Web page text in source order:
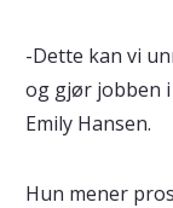
-Dette kan vi
og gjør jobben
Emily Hansen.
Hun mener